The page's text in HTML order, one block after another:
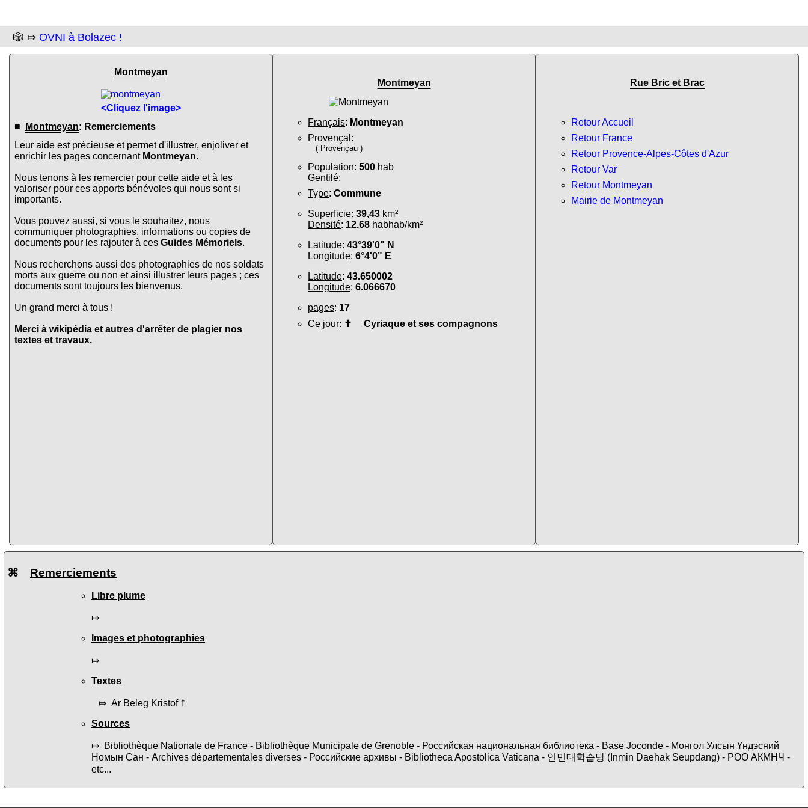
🎲 ⤇ OVNI à Bolazec !
Montmeyan
<Cliquez l'image>
■
Montmeyan: Remerciements
Leur aide est précieuse et permet d'illustrer, enjoliver et
enrichir les pages concernant Montmeyan.
Nous tenons à les remercier pour cette aide et à les
valoriser pour ces apports bénévoles qui nous sont si
importants.
Vous pouvez aussi, si vous le souhaitez, nous
communiquer photographies, informations ou copies de
documents pour les rajouter à ces Guides Mémoriels.
Nous recherchons aussi des photographies de nos soldats
morts aux guerre ou non et ainsi illustrer leurs pages ; ces
documents sont toujours les bienvenus.
Un grand merci à tous !
Merci à wikipédia et autres d'arrêter de plagier nos
textes et travaux.
Montmeyan
Français: Montmeyan
Provençal :
( Provençau )
Population: 500 hab
Gentilé:
Type: Commune
Superficie: 39,43 km²
Densité: 12.68 habhab/km²
Latitude: 43°39'0" N
Longitude: 6°4'0" E
Latitude: 43.650002
Longitude: 6.066670
pages: 17
Ce jour: ✝ Cyriaque et ses compagnons
Rue Bric et Brac
Retour Accueil
Retour France
Retour Provence-Alpes-Côtes d'Azur
Retour Var
Retour Montmeyan
Mairie de Montmeyan
⌘ Remerciements
Libre plume
⤇
Images et photographies
⤇
Textes
⤇ Ar Beleg Kristof ☨
Sources
⤇ Bibliothèque Nationale de France - Bibliothèque Municipale de Grenoble - Российская национальная библиотека - Base Joconde - Монгол Улсын Үндэсний
Номын Сан - Archives départementales diverses - Российские архивы - Bibliotheca Apostolica Vaticana - 인민대학습당 (Inmin Daehak Seupdang) - РОО АКМНЧ -
etc...